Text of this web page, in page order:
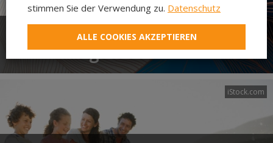
Abteilung Ehe und Familie
iStock.com
stimmen Sie der Verwendung zu. Datenschutz
ALLE COOKIES AKZEPTIEREN